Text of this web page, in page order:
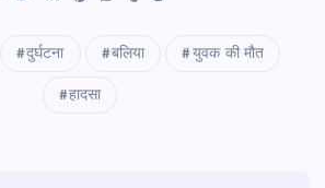
दुर्घटना बलिया युवक की मौत
हादसा